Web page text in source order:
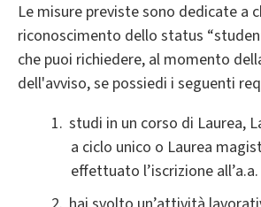
Le misure previste sono dedicate a
riconoscimento dello status
che puoi richiedere, al momento
dell'avviso, se possiedi i seguenti
studi in un corso di Laurea,
a ciclo unico o Laurea
effettuato l’iscrizione